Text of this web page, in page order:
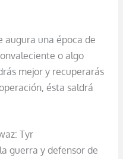
augura una época de
o algo
mejor y recuperarás
ésta saldrá
Tyr
guerra y defensor de